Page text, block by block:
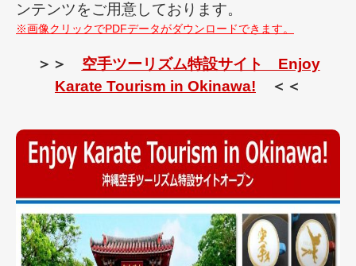
ンテンツをご用意しております。
※画像クリックでPDFデータがダウンロードできます。
＞＞ 空手ツーリズム特設サイト Enjoy
Karate Tourism in Okinawa! ＜＜